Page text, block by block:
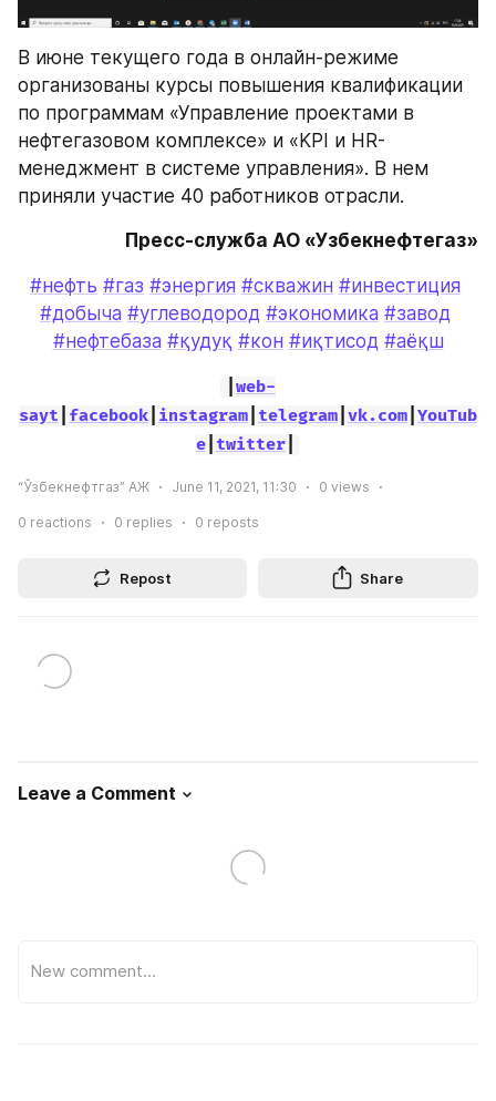
В июне текущего года в онлайн-режиме
организованы курсы повышения квалификации
по программам «Управление проектами в
нефтегазовом комплексе» и «KPI и HR-
менеджмент в системе управления». В нем
приняли участие 40 работников отрасли.
Пресс-служба АО «Узбекнефтегаз»
#нефть #газ #энергия #скважин #инвестиция
#добыча #углеводород #экономика #завод
#нефтебаза #қудуқ #кон #иқтисод #аёқш
web-
sayt facebook instagram telegram vk.com YouTub
e| twitter|
“Ўзбекнефтгаз” АЖ June 11, 2021, 11:30 0 views
0 reactions 0 replies 0 reposts
Repost Share
Leave a Comment